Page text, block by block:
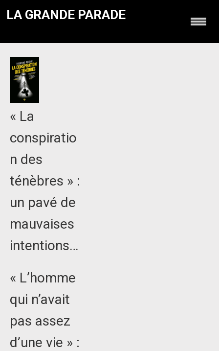
LA GRANDE PARADE
« La
conspiratio
n des
ténèbres » :
un pavé de
mauvaises
intentions…
« L’homme
qui n’avait
pas assez
d’une vie » :